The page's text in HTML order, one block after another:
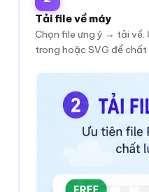
Tải file về máy
Chọn file ưng ý → tải về.
trong hoặc SVG để chất